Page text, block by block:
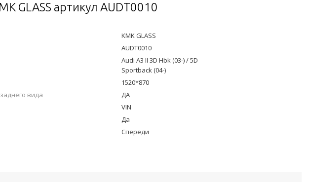
GLASS артикул AUDT0010
KMK GLASS
AUDT0010
Audi A3 II 3D Hbk (03-) / 5D
Sportback (04-)
1520*870
вида
ДА
VIN
Да
Спереди